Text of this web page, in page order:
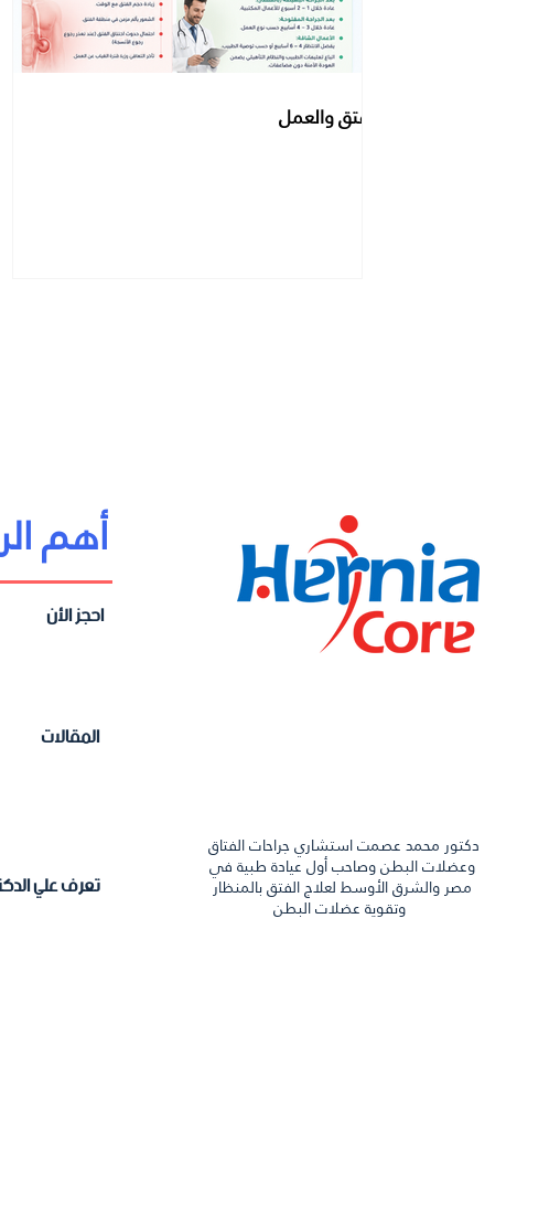
الفتق والعمل
احجز الأن
المقالات
دكتور محمد عصمت استشاري جراحات الفتاق
وعضلات البطن وصاحب أول عيادة طبية في
مصر والشرق الأوسط لعلاج الفتق بالمنظار